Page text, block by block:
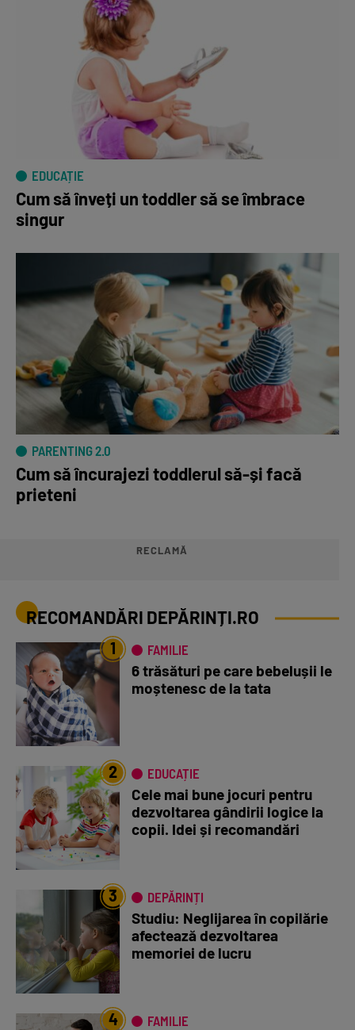
EDUCAȚIE
Cum să înveți un toddler să se îmbrace
singur
PARENTING 2.0
Cum să încurajezi toddlerul să-și facă
prieteni
RECLAMĂ
RECOMANDĂRI DEPĂRINȚI.RO
1 FAMILIE
6 trăsături pe care bebelușii le
moștenesc de la tata
2 EDUCAȚIE
Cele mai bune jocuri pentru
dezvoltarea gândirii logice la
copii. Idei și recomandări
3 DEPĂRINȚI
Studiu: Neglijarea în copilărie
afectează dezvoltarea
memoriei de lucru
4 FAMILIE